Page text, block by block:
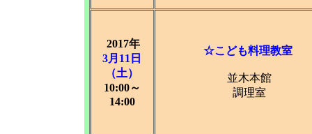
2017年
3月11日
（土）
10:00～
14:00
☆こども料理教室
並木本館
調理室